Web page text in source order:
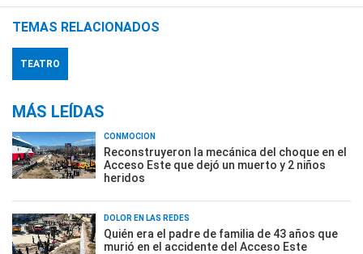
TEMAS RELACIONADOS
TEATRO
MÁS LEÍDAS
CONMOCIÓN
Reconstruyeron la mecánica del choque en el
Acceso Este que dejó un muerto y 2 niños
heridos
DOLOR EN LAS REDES
Quién era el padre de familia de 43 años que
murió en el accidente del Acceso Este